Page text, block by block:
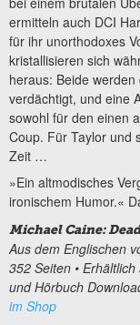
ermitteln auch DCI
für ihr unorthodoxes
kristallisieren sich
heraus: Beide
verdächtigt, und eine
sowohl für den einen
Coup. Für Taylor und
Zeit …
»Ein altmodisches
ironischem Humor.«
Michael Caine:
Aus dem Englischen
352 Seiten •
und Hörbuch
im Shop